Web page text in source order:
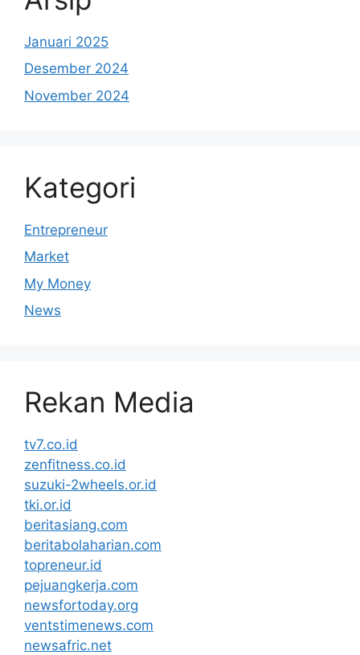
Januari 2025
Desember 2024
November 2024
Kategori
Entrepreneur
Market
My Money
News
Rekan Media
tv7.co.id
zenfitness.co.id
suzuki-2wheels.or.id
tki.or.id
beritasiang.com
beritabolaharian.com
topreneur.id
pejuangkerja.com
newsfortoday.org
ventstimenews.com
newsafric.net